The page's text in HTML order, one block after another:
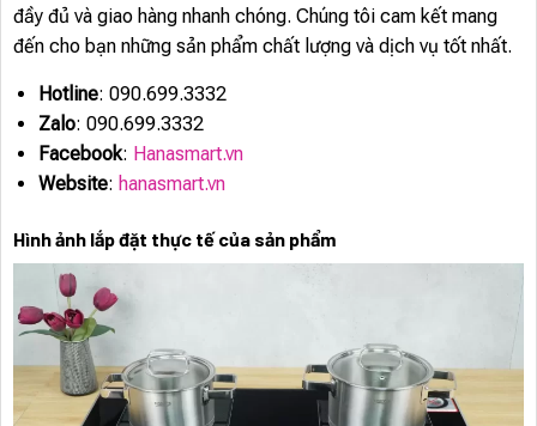
đầy đủ và giao hàng nhanh chóng. Chúng tôi cam kết mang
đến cho bạn những sản phẩm chất lượng và dịch vụ tốt nhất.
Hotline: 090.699.3332
Zalo: 090.699.3332
Facebook: Hanasmart.vn
Website: hanasmart.vn
Hình ảnh lắp đặt thực tế của sản phẩm